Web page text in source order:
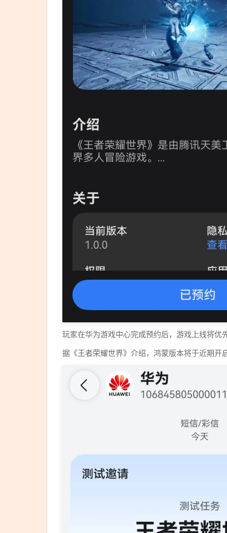
玩家在华为游戏中心完成预约后，游戏上线将优
据《王者荣耀世界》介绍，鸿蒙版本将于近期开